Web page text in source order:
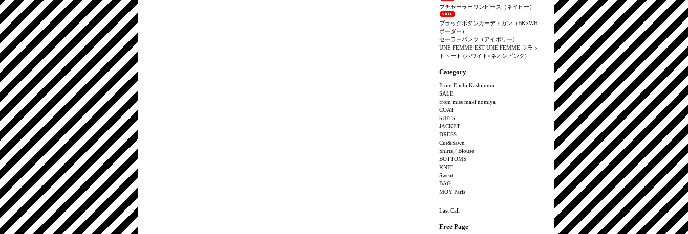
プチセーラーワンピース（ネイビー）
ブラックボタンカーディガン（BK×WH
ボーダー）
セーラーパンツ（アイボリー）
UNE FEMME EST UNE FEMME フラッ
トトート (ホワイト×ネオンピンク)
Category
From Eiichi Kashimura
SALE
from miss maki nomiya
COAT
SUITS
JACKET
DRESS
Cut&Sawn
Shirts／Blouse
BOTTOMS
KNIT
Sweat
BAG
MOY Paris
Last Call
Free Page